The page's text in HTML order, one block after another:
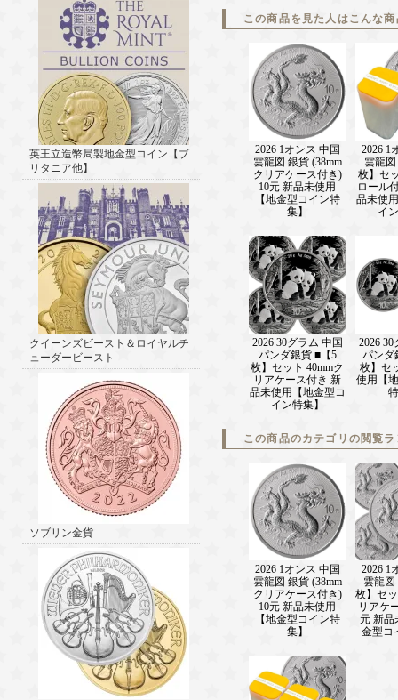
英王立造幣局製地金型コイン【ブ
リタニア他】
クイーンズビースト＆ロイヤルチ
ューダービースト
ソブリン金貨
この商品を見た人はこんな
2026 1オンス 中国
雲龍図 銀貨 (38mm
クリアケース付き)
10元 新品未使用
【地金型コイン特
集】
2026 1
雲龍
枚】セ
ロール
品未使
イ
2026 30グラム 中国
パンダ銀貨 ■【5
枚】セット 40mmク
リアケース付き 新
品未使用【地金型コ
イン特集】
2026
パンダ
枚】セ
使用【
この商品のカテゴリの閲覧
2026 1オンス 中国
雲龍図 銀貨 (38mm
クリアケース付き)
10元 新品未使用
【地金型コイン特
集】
2026 1
雲龍
枚】セ
リアケ
元 新品
金型コ